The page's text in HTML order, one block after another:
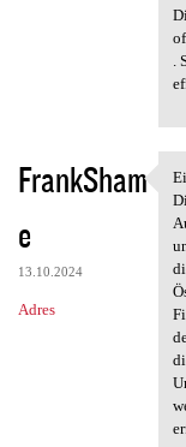
FrankSham
e
13.10.2024
Adres